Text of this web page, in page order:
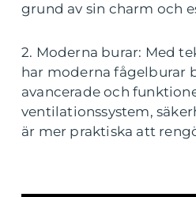
grund av sin charm och
2. Moderna burar: Med
har moderna fågelburar
avancerade och
ventilationssystem,
är mer praktiska att